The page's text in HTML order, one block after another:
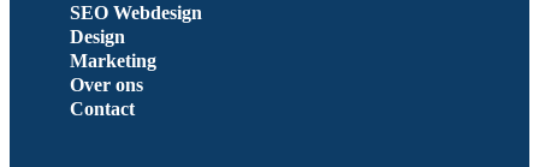
SEO Webdesign
Design
Marketing
Over ons
Contact